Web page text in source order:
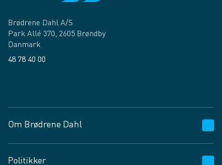
Brødrene Dahl A/S
Park Allé 370, 2605 Brøndby
Danmark
48 78 40 00
Om Brødrene Dahl
Politikker